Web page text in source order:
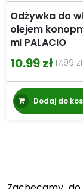
Odżywka do
olejem
ml PALACIO
17.99zł
Pierwotna
cena
wynosiła:
10.99zł
Aktualna
cena
wynosi:
Dodaj do